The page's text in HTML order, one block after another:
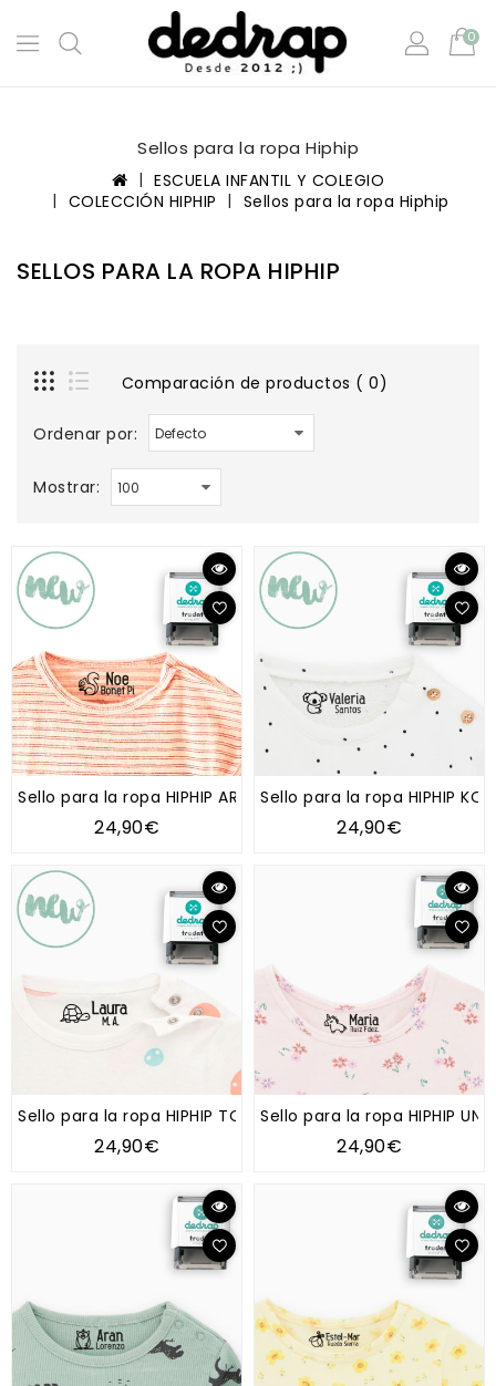
0
Sellos para la ropa Hiphip
ESCUELA INFANTIL Y COLEGIO
COLECCIÓN HIPHIP
Sellos para la ropa Hiphip
SELLOS PARA LA ROPA HIPHIP
Comparación de productos ( 0)
Ordenar por:
Mostrar:
Sello para la ropa HIPHIP ARDILLA
24,90€
Sello para la ropa HIPHIP
24,90€
Sello para la ropa HIPHIP TORTUGA
24,90€
Sello para la ropa HIPHIP
24,90€